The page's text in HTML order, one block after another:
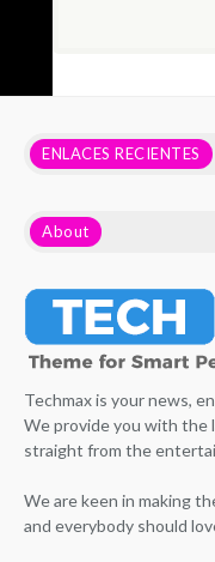
ENLACES RECIENTES
About
Techmax is your news,
We provide you with the
straight from the
We are keen in making
and everybody should